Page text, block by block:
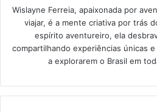
Wislayne Ferreia, apaixonada por
viajar, é a mente criativa por trás
espírito aventureiro, ela
compartilhando experiências únicas
a explorarem o Brasil em